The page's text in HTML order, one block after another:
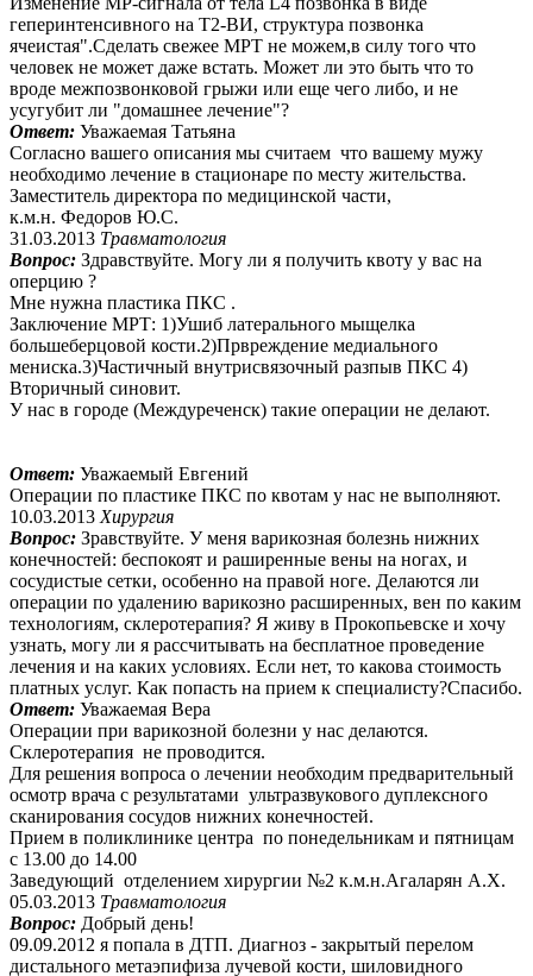
геперинтенсивного на Т2-ВИ, структура позвонка
ячеистая".Сделать свежее МРТ не можем,в силу того что
человек не может даже встать. Может ли это быть что то
вроде межпозвонковой грыжи или еще чего либо, и не
усугубит ли "домашнее лечение"?
Ответ: Уважаемая Татьяна
Согласно вашего описания мы считаем что вашему мужу
необходимо лечение в стационаре по месту жительства.
Заместитель директора по медицинской части,
к.м.н. Федоров Ю.С.
31.03.2013 Травматология
Вопрос: Здравствуйте. Могу ли я получить квоту у вас на
оперцию ?
Мне нужна пластика ПКС .
Заключение МРТ: 1)Ушиб латерального мыщелка
большеберцовой кости.2)Првреждение медиального
мениска.3)Частичный внутрисвязочный разпыв ПКС 4)
Вторичный синовит.
У нас в городе (Междуреченск) такие операции не делают.
Ответ: Уважаемый Евгений
Операции по пластике ПКС по квотам у нас не выполняют.
10.03.2013 Хирургия
Вопрос: Зравствуйте. У меня варикозная болезнь нижних
конечностей: беспокоят и раширенные вены на ногах, и
сосудистые сетки, особенно на правой ноге. Делаются ли
операции по удалению варикозно расширенных, вен по каким
технологиям, склеротерапия? Я живу в Прокопьевске и хочу
узнать, могу ли я рассчитывать на бесплатное проведение
лечения и на каких условиях. Если нет, то какова стоимость
платных услуг. Как попасть на прием к специалисту?Спасибо.
Ответ: Уважаемая Вера
Операции при варикозной болезни у нас делаются.
Склеротерапия не проводится.
Для решения вопроса о лечении необходим предварительный
осмотр врача с результатами ультразвукового дуплексного
сканирования сосудов нижних конечностей.
Прием в поликлинике центра по понедельникам и пятницам
с 13.00 до 14.00
Заведующий отделением хирургии №2 к.м.н.Агаларян А.Х.
05.03.2013 Травматология
Вопрос: Добрый день!
09.09.2012 я попала в ДТП. Диагноз - закрытый перелом
дистального метаэпифиза лучевой кости, шиловидного